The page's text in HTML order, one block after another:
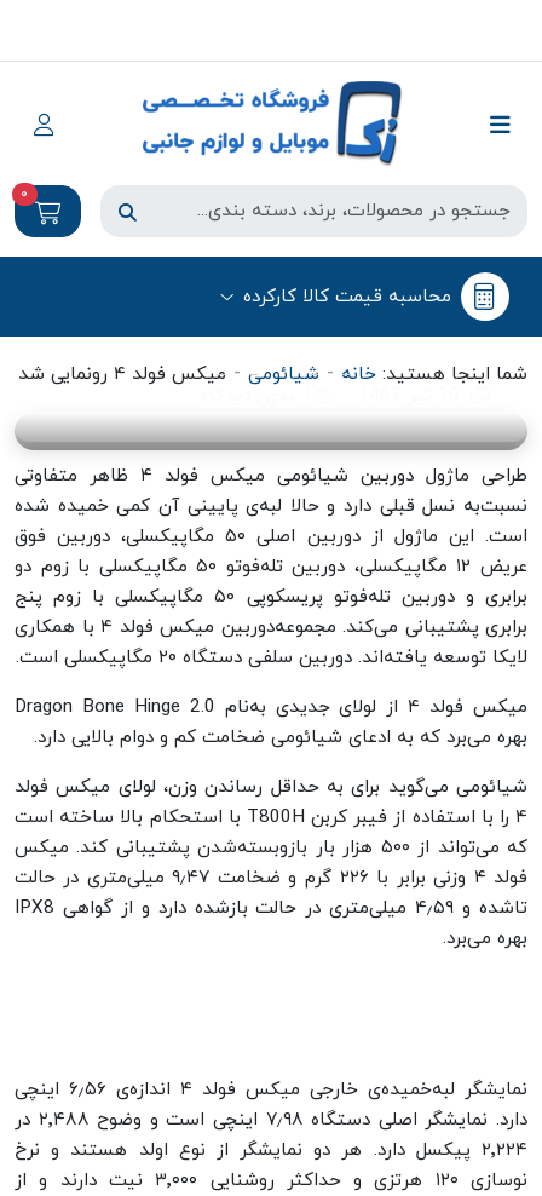
0
محاسبه قیمت کالا کارکرده
شما اینجا هستید: خانه - شیائومی - میکس فولد ۴ رونمایی شد
شیائومی
میکس فولد ۴ رونمایی شد
طراحی ماژول دوربین شیائومی میکس فولد ۴ ظاهر متفاوتی
نسبت‌به نسل قبلی دارد و حالا لبه‌ی پایینی آن کمی خمیده شده
است. این ماژول از دوربین اصلی ۵۰ مگاپیکسلی، دوربین فوق
عریض ۱۲ مگاپیکسلی، دوربین تله‌فوتو ۵۰ مگاپیکسلی با زوم دو
برابری و دوربین تله‌فوتو پریسکوپی ۵۰ مگاپیکسلی با زوم پنج
برابری پشتیبانی می‌کند. مجموعه‌دوربین میکس فولد ۴ با همکاری
لایکا توسعه‌ یافته‌اند. دوربین سلفی دستگاه ۲۰ مگاپیکسلی است.
میکس فولد ۴ از لولای جدیدی به‌نام Dragon Bone Hinge 2.0
بهره می‌برد که به ادعای شیائومی ضخامت کم و دوام بالایی دارد.
شیائومی می‌گوید برای به حداقل رساندن وزن، لولای میکس فولد
۴ را با استفاده از فیبر کربن T800H با استحکام بالا ساخته است
که می‌تواند از ۵۰۰ هزار بار بازوبسته‌شدن پشتیبانی کند. میکس
فولد ۴ وزنی برابر با ۲۲۶ گرم و ضخامت ۹٫۴۷ میلی‌متری در حالت
تاشده و ۴٫۵۹ میلی‌متری در حالت بازشده دارد و از گواهی IPX8
بهره می‌برد.
نمایشگر لبه‌خمیده‌ی خارجی میکس فولد ۴ اندازه‌ی ۶٫۵۶ اینچی
دارد. نمایشگر اصلی دستگاه ۷٫۹۸ اینچی است و وضوح ۲٬۴۸۸ در
۲٬۲۲۴ پیکسل دارد. هر دو نمایشگر از نوع اولد هستند و نرخ
نوسازی ۱۲۰ هرتزی و حداکثر روشنایی ۳٬۰۰۰ نیت دارند و از